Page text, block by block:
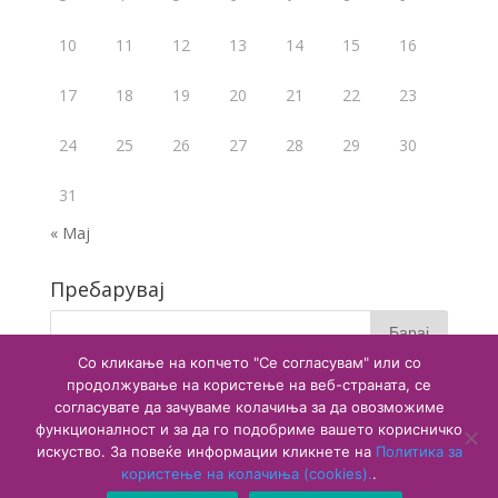
10 11 12 13 14 15 16
17 18 19 20 21 22 23
24 25 26 27 28 29 30
31
« Мај
Пребарувај
Copyright © 2020 Агенција за лекови и медицински
Со кликање на копчето "Се согласувам" или со
продолжување на користење на веб-страната, се
согласувате да зачуваме колачиња за да овозможиме
функционалност и за да го подобриме вашето корисничко
искуство. За повеќе информации кликнете на Политика за
користење на колачиња (cookies)..